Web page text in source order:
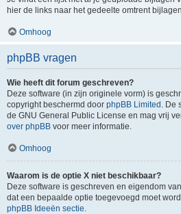
hier de links naar het gedeelte omtrent
Omhoog
phpBB vragen
Wie heeft dit forum geschreven?
Deze software (in zijn originele vorm) is
copyright beschermd door phpBB Limited . De
de GNU General Public License en mag vrij
over phpBB voor meer informatie.
Omhoog
Waarom is de optie X niet beschikbaar?
Deze software is geschreven en eigendom
dat een bepaalde optie toegevoegd moet
phpBB Ideeën sectie.